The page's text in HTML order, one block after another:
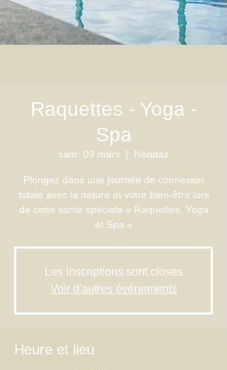
Raquettes - Yoga -
Spa
sam. 09 mars
  |
Nendaz
Plongez dans une journée de connexion
totale avec la nature et votre bien-être lors
de cette sortie spéciale « Raquettes, Yoga
Les inscriptions sont closes
Voir d'autres événements
Heure et lieu